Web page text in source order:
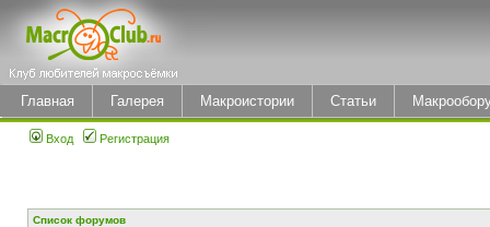
Главная Галерея Макроистории Статьи
Вход Регистрация
Список форумов